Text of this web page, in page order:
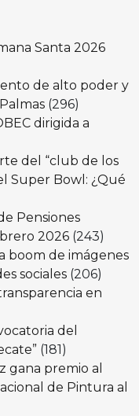
Santa 2026
de alto poder y
(296)
dirigida a
del “club de los
Super Bowl: ¿Qué
Pensiones
2026 (243)
boom de imágenes
sociales (206)
en
del
(181)
gana premio al
de Pintura al